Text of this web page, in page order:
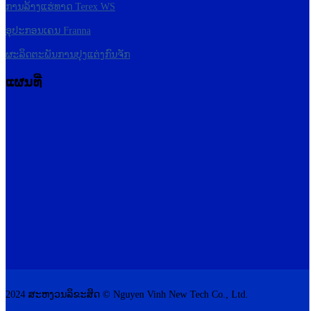
ການລ້າງແຮ່ທາດ Terex WS
ອຸປະກອນເຄນ Franna
ຜະລິດຕະພັນການປຸງແຕ່ງກົນຈັກ
ແຜນທີ່
2024 ສະຫງວນລິຂະສິດ © Nguyen Vinh New Tech Co., Ltd.